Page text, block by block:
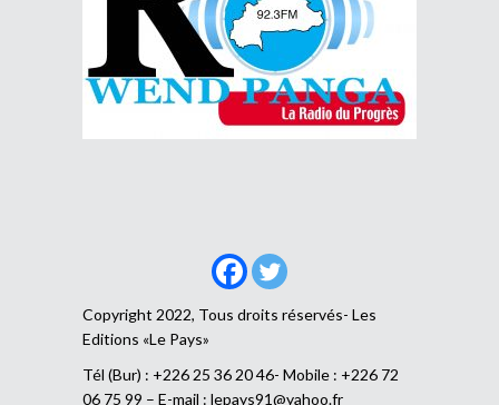
Copyright 2022, Tous droits réservés- Les
Editions «Le Pays»
Tél (Bur) : +226 25 36 20 46- Mobile : +226 72
06 75 99 – E-mail : lepays91@yahoo.fr